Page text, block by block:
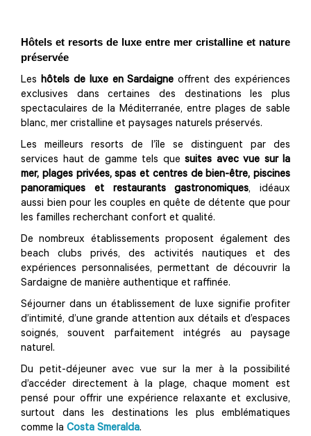
Hôtels et resorts de luxe entre mer cristalline et nature
préservée
Les hôtels de luxe en Sardaigne offrent des expériences
exclusives dans certaines des destinations les plus
spectaculaires de la Méditerranée, entre plages de sable
blanc, mer cristalline et paysages naturels préservés.
Les meilleurs resorts de l’île se distinguent par des
services haut de gamme tels que suites avec vue sur la
mer, plages privées, spas et centres de bien-être, piscines
panoramiques et restaurants gastronomiques, idéaux
aussi bien pour les couples en quête de détente que pour
les familles recherchant confort et qualité.
De nombreux établissements proposent également des
beach clubs privés, des activités nautiques et des
expériences personnalisées, permettant de découvrir la
Sardaigne de manière authentique et raffinée.
Séjourner dans un établissement de luxe signifie profiter
d’intimité, d’une grande attention aux détails et d’espaces
soignés, souvent parfaitement intégrés au paysage
naturel.
Du petit-déjeuner avec vue sur la mer à la possibilité
d’accéder directement à la plage, chaque moment est
pensé pour offrir une expérience relaxante et exclusive,
surtout dans les destinations les plus emblématiques
comme la Costa Smeralda.